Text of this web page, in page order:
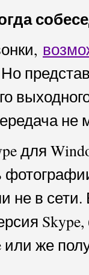
не
для
в сети.
или же